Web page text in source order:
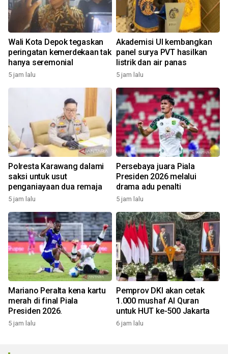
Wali Kota Depok tegaskan
peringatan kemerdekaan tak
hanya seremonial
5 jam lalu
Akademisi UI kembangkan
panel surya PVT hasilkan
listrik dan air panas
5 jam lalu
Polresta Karawang dalami
saksi untuk usut
penganiayaan dua remaja
5 jam lalu
Persebaya juara Piala
Presiden 2026 melalui
drama adu penalti
5 jam lalu
Mariano Peralta kena kartu
merah di final Piala
Presiden 2026.
5 jam lalu
Pemprov DKI akan cetak
1.000 mushaf Al Quran
untuk HUT ke-500 Jakarta
6 jam lalu